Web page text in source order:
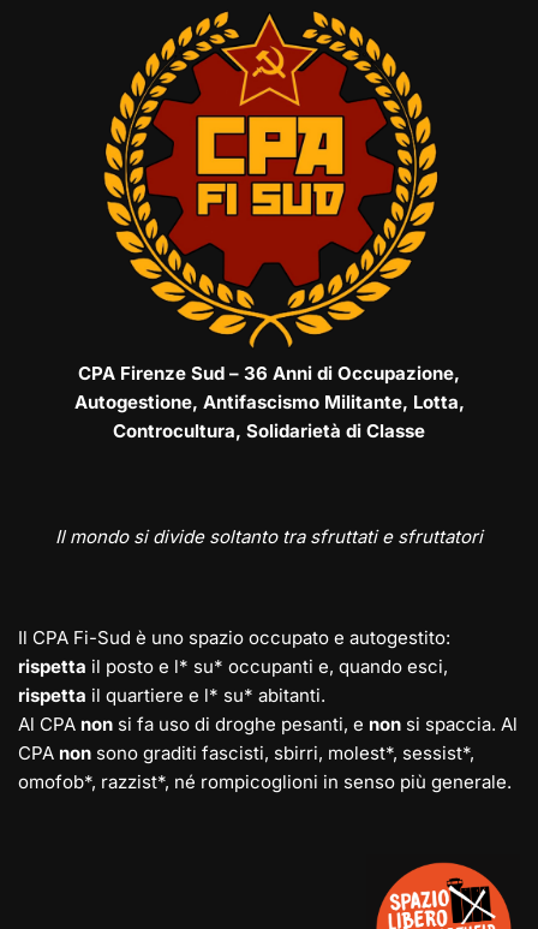
CPA Firenze Sud – 36 Anni di Occupazione,
Autogestione, Antifascismo Militante, Lotta,
Controcultura, Solidarietà di Classe
Il mondo si divide soltanto tra sfruttati e sfruttatori
Il CPA Fi-Sud è uno spazio occupato e autogestito:
rispetta il posto e l* su* occupanti e, quando esci,
rispetta il quartiere e l* su* abitanti.
Al CPA non si fa uso di droghe pesanti, e non si spaccia. Al
CPA non sono graditi fascisti, sbirri, molest*, sessist*,
omofob*, razzist*, né rompicoglioni in senso più generale.